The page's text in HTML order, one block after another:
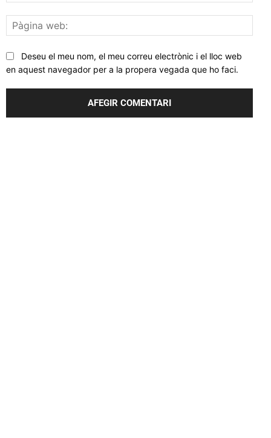
web:
Deseu el meu nom, el meu correu electrònic i el lloc web
en aquest navegador per a la propera vegada que ho faci.